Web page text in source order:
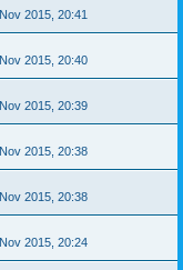
2015, 20:41
2015, 20:40
2015, 20:39
2015, 20:38
2015, 20:38
2015, 20:24